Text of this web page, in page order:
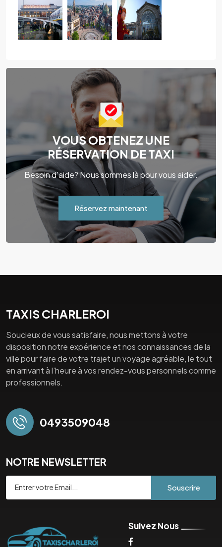
VOUS OBTENEZ UNE
RÉSERVATION DE TAXI
Besoin d'aide? Nous sommes là pour vous aider.
Réservez maintenant
TAXIS CHARLEROI
Soucieux de vous satisfaire, nous mettons à votre
disposition notre expérience et nos connaissances de la
ville pour faire de votre trajet un voyage agréable, le tout
en arrivant à l’heure à vos rendez-vous personnels comme
professionnels.
0493509048
NOTRE NEWSLETTER
Souscrire
Suivez Nous